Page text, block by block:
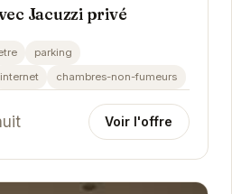
Jacuzzi privé
parking
internet chambres-non-fumeurs
Voir l'offre